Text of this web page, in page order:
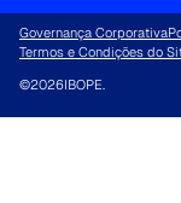
Governança Corporativa
Termos e Condições do
©2026IBOPE.